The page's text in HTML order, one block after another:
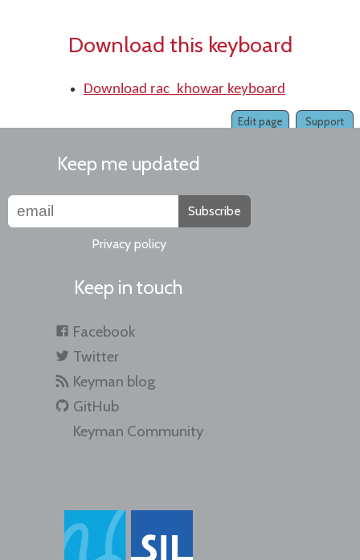
Download this keyboard
Download rac_khowar keyboard
Support
Edit page
Keep me updated
Subscribe
Privacy policy
Keep in touch
Facebook
Twitter
Keyman blog
GitHub
Keyman Community